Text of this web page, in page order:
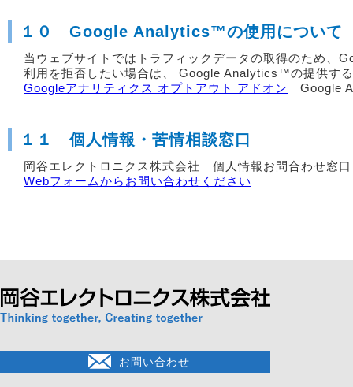
１０ Google Analytics™の使用について
当ウェブサイトではトラフィックデータの取得のため
利用を拒否したい場合は、 Google Analytics™の提供す
Googleアナリティクス オプトアウト アドオン
Google
１１ 個人情報・苦情相談窓口
岡谷エレクトロニクス株式会社 個人情報お問合わせ窓口
Webフォームからお問い合わせください
お問い合わせ